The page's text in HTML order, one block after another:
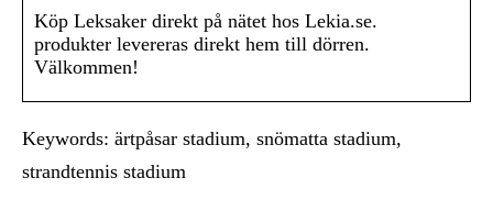
Köp Leksaker direkt på nätet hos Lekia.se.
produkter levereras direkt hem till dörren.
Välkommen!
Keywords: ärtpåsar stadium, snömatta stadium,
strandtennis stadium